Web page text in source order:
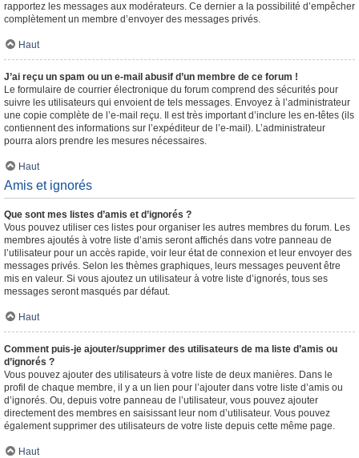
rapportez les messages aux modérateurs. Ce dernier a la possibilité d’empêcher
complètement un membre d’envoyer des messages privés.
Haut
J’ai reçu un spam ou un e-mail abusif d’un membre de ce forum !
Le formulaire de courrier électronique du forum comprend des sécurités pour
suivre les utilisateurs qui envoient de tels messages. Envoyez à l’administrateur
une copie complète de l’e-mail reçu. Il est très important d’inclure les en-têtes (ils
contiennent des informations sur l’expéditeur de l’e-mail). L’administrateur
pourra alors prendre les mesures nécessaires.
Haut
Amis et ignorés
Que sont mes listes d’amis et d’ignorés ?
Vous pouvez utiliser ces listes pour organiser les autres membres du forum. Les
membres ajoutés à votre liste d’amis seront affichés dans votre panneau de
l’utilisateur pour un accès rapide, voir leur état de connexion et leur envoyer des
messages privés. Selon les thèmes graphiques, leurs messages peuvent être
mis en valeur. Si vous ajoutez un utilisateur à votre liste d’ignorés, tous ses
messages seront masqués par défaut.
Haut
Comment puis-je ajouter/supprimer des utilisateurs de ma liste d’amis ou
d’ignorés ?
Vous pouvez ajouter des utilisateurs à votre liste de deux manières. Dans le
profil de chaque membre, il y a un lien pour l’ajouter dans votre liste d’amis ou
d’ignorés. Ou, depuis votre panneau de l’utilisateur, vous pouvez ajouter
directement des membres en saisissant leur nom d’utilisateur. Vous pouvez
également supprimer des utilisateurs de votre liste depuis cette même page.
Haut